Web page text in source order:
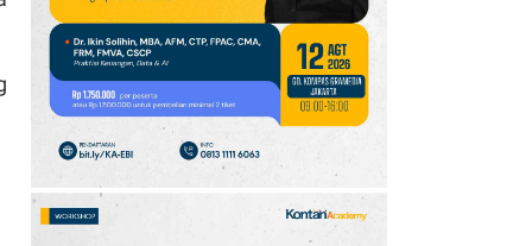
10 Kode Redeem Sword of
Convallaria per Agustus
2026: Segera Klaim
Luxite Gratis